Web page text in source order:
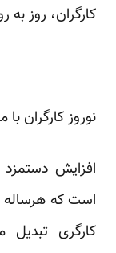
کارگران، روز
نوروز کارگران با مزد “۶۰ هزار
افزایش دستمزد
است که هرساله
کارگری